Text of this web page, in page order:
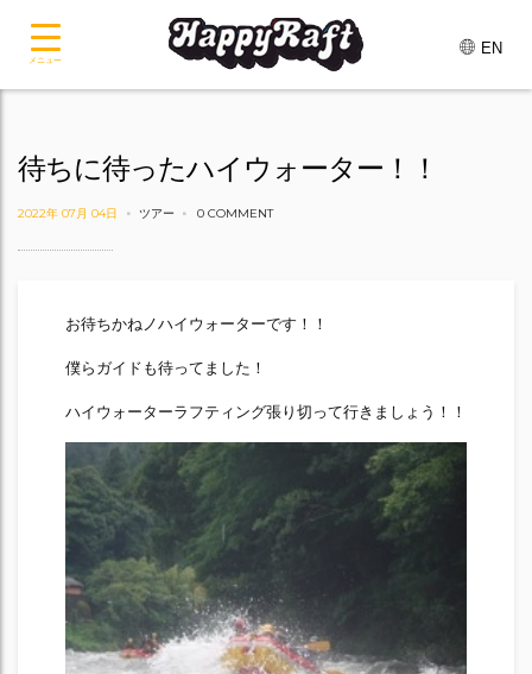
EN
待ちに待ったハイウォーター！！
2022年 07月 04日 ツアー 0 COMMENT
お待ちかねノハイウォーターです！！
僕らガイドも待ってました！
ハイウォーターラフティング張り切って行きましょう！！
メニュー